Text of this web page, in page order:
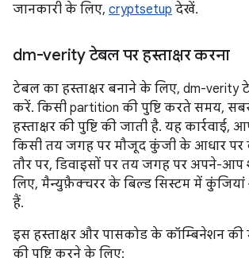
जानकारी के लिए, cryptsetup देखें.
dm-verity टेबल पर हस्ताक्षर करना
टेबल का हस्ताक्षर बनाने के लिए, dm-verity
करें. किसी partition की पुष्टि करते समय,
हस्ताक्षर की पुष्टि की जाती है. यह
किसी तय जगह पर मौजूद कुंजी के आधार पर
तौर पर, डिवाइसों पर तय जगह पर अपने-आप
लिए, मैन्युफ़ैक्चरर के बिल्ड सिस्टम में कुंजियां
हैं.
इस हस्ताक्षर और पासकोड के कॉम्बिनेशन की
की पुष्टि करने के लिए: